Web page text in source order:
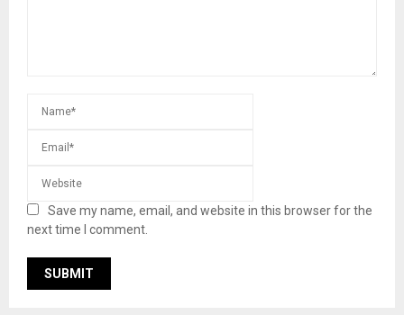
Save my name, email, and website in this browser for the
next time I comment.